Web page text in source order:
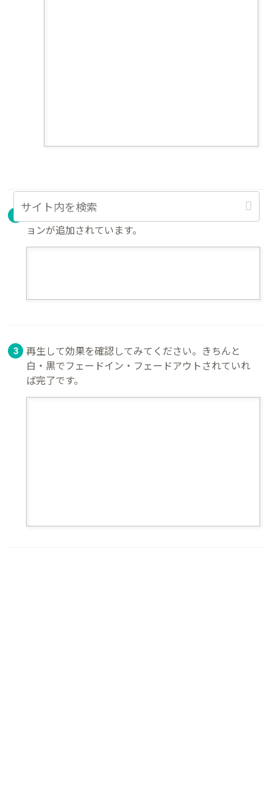
「▶◀」のマークが表示されていれば、トランジシ
ョンが追加されています。
再生して効果を確認してみてください。きちんと
白・黒でフェードイン・フェードアウトされていれ
ば完了です。